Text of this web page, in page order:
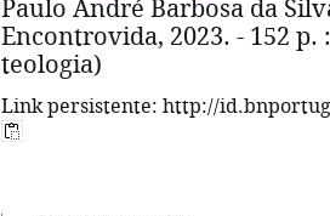
Paulo André Barbosa da
Encontrovida, 2023. - 152 p.
teologia)
Link persistente: http://